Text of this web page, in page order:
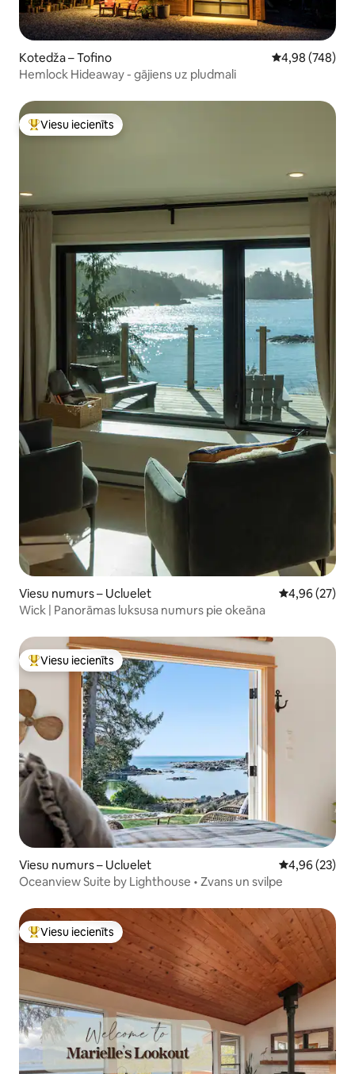
Kotedža – Tofino Vidējais
4,98 (748)
Hemlock Hideaway - gājiens uz pludmali
Populārs viesu iecienīts mājoklis
Viesu iecienīts
Viesu numurs – Ucluelet Vidējais
4,96 (27)
Wick | Panorāmas luksusa numurs pie okeāna
Populārs viesu iecienīts mājoklis
Viesu iecienīts
Viesu numurs – Ucluelet Vidējais
4,96 (23)
Oceanview Suite by Lighthouse • Zvans un svilpe
Populārs viesu iecienīts mājoklis
Viesu iecienīts